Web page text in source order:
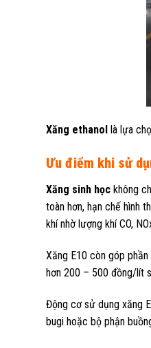
Xăng ethanol là lựa
Ưu điểm khi sử
Xăng sinh học không
toàn hơn, hạn chế hình
khí nhờ lượng khí CO,
Xăng E10 còn góp
hơn 200 – 500 đồng/lít
Động cơ sử dụng xăng
bugi hoặc bộ phận